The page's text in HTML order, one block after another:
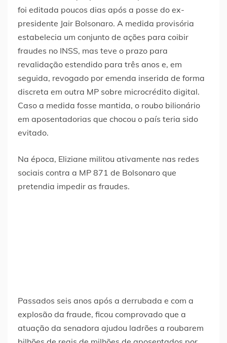
foi editada poucos dias após a posse do ex-
presidente Jair Bolsonaro. A medida provisória
estabelecia um conjunto de ações para coibir
fraudes no INSS, mas teve o prazo para
revalidação estendido para três anos e, em
seguida, revogado por emenda inserida de forma
discreta em outra MP sobre microcrédito digital.
Caso a medida fosse mantida, o roubo bilionário
em aposentadorias que chocou o país teria sido
evitado.
Na época, Eliziane militou ativamente nas redes
sociais contra a MP 871 de Bolsonaro que
pretendia impedir as fraudes.
Passados seis anos após a derrubada e com a
explosão da fraude, ficou comprovado que a
atuação da senadora ajudou ladrões a roubarem